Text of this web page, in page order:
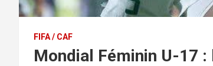
FIFA / CAF
Mondial Féminin U-17 :